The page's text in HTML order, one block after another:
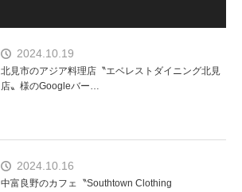
2024.10.19
北見市のアジア料理店〝エベレストダイニング北見
店〟様のGoogleバー…
2024.10.16
中富良野のカフェ〝Southtown Clothing